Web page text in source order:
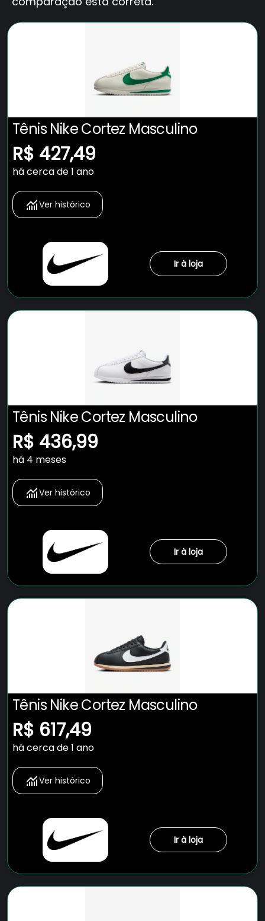
Tênis Nike Cortez Masculino
R$ 427,49
há cerca de 1 ano
Ver histórico
Ir à loja
Tênis Nike Cortez Masculino
R$ 436,99
há 4 meses
Ver histórico
Ir à loja
Tênis Nike Cortez Masculino
R$ 617,49
há cerca de 1 ano
Ver histórico
Ir à loja